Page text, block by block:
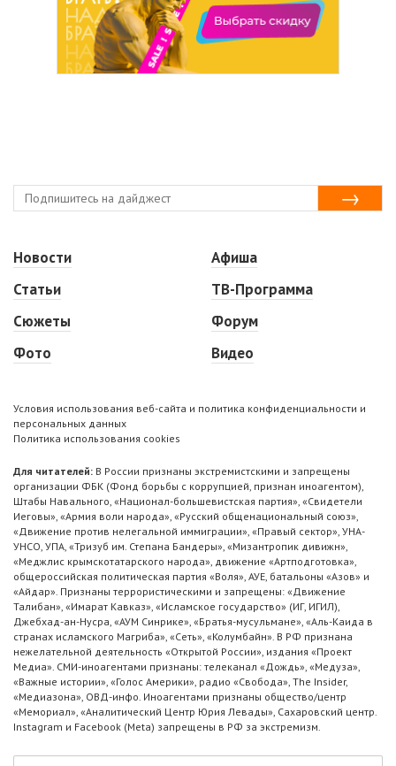
Новости
Статьи
Сюжеты
Фото
Афиша
ТВ-Программа
Форум
Видео
Условия использования веб-сайта и политика конфиденциальности и
персональных данных
Политика использования cookies
Для читателей: В России признаны экстремистскими и запрещены
организации ФБК (Фонд борьбы с коррупцией, признан иноагентом),
Штабы Навального, «Национал-большевистская партия», «Свидетели
Иеговы», «Армия воли народа», «Русский общенациональный союз»,
«Движение против нелегальной иммиграции», «Правый сектор», УНА-
УНСО, УПА, «Тризуб им. Степана Бандеры», «Мизантропик дивижн»,
«Меджлис крымскотатарского народа», движение «Артподготовка»,
общероссийская политическая партия «Воля», АУЕ, батальоны «Азов» и
«Айдар». Признаны террористическими и запрещены: «Движение
Талибан», «Имарат Кавказ», «Исламское государство» (ИГ, ИГИЛ),
Джебхад-ан-Нусра, «АУМ Синрике», «Братья-мусульмане», «Аль-Каида в
странах исламского Магриба», «Сеть», «Колумбайн». В РФ признана
нежелательной деятельность «Открытой России», издания «Проект
Медиа». СМИ-иноагентами признаны: телеканал «Дождь», «Медуза»,
«Важные истории», «Голос Америки», радио «Свобода», The Insider,
«Медиазона», ОВД-инфо. Иноагентами признаны общество/центр
«Мемориал», «Аналитический Центр Юрия Левады», Сахаровский центр.
Instagram и Facebook (Metа) запрещены в РФ за экстремизм.